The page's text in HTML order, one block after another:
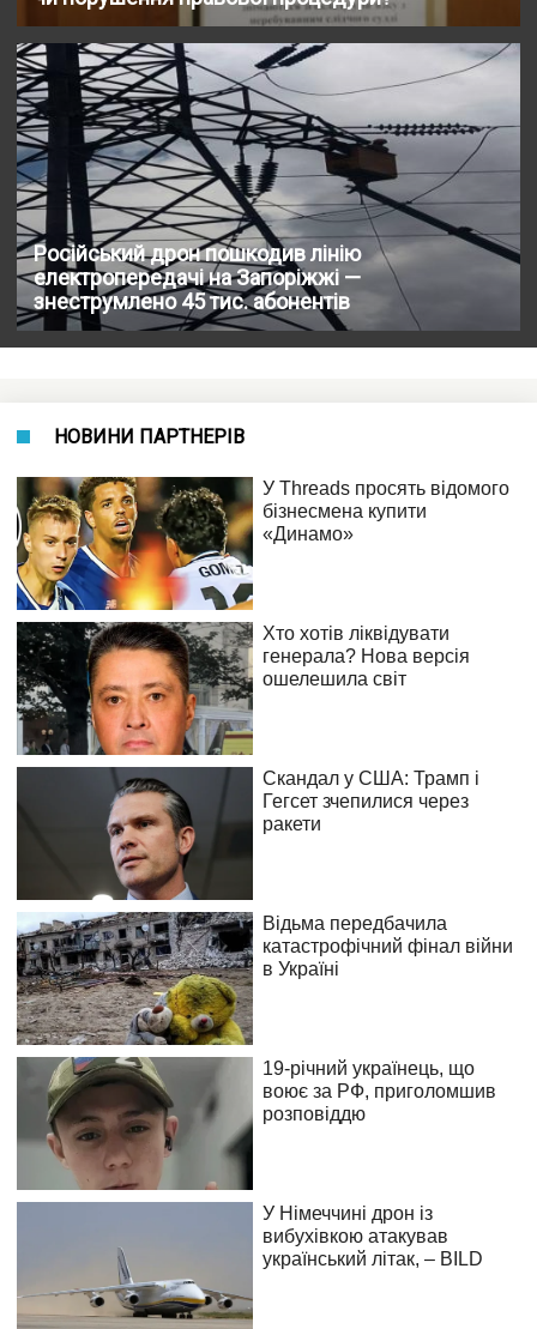
Російський дрон пошкодив лінію
електропередачі на Запоріжжі —
знеструмлено 45 тис. абонентів
НОВИНИ ПАРТНЕРІВ